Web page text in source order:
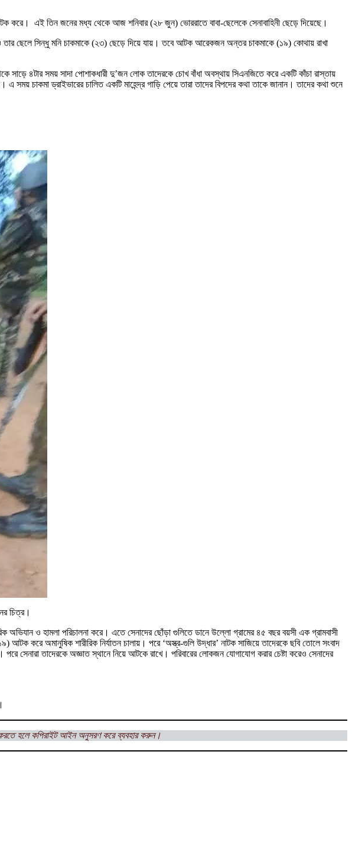
করে। এই তিন জনের মধ্য থেকে আজ শনিবার (২৮ জুন) ভোররাতে বাবা-ছেলেকে সেনাবাহিনী ছেড়ে দিয়েছে।
তার ছেলে সিন্ধু মনি চাকমাকে (২৩) ছেড়ে দিয়ে যায়। তবে আটক আরেকজন অন্তর চাকমাকে (১৯) কোথায় রাখা
৪টার সময় সাদা পোশাকধারী দু’জন লোক তাদেরকে চোখ বাঁধা অবস্থায় সিএনজিতে করে একটি কাঁচা রাস্তায়
চাকমা ড্রাইভারের চালিত একটি মাহেন্দ্র গাড়ি পেয়ে তারা তাদের বিপদের কথা তাকে জানান। তাদের কথা শুনে
চিত্র।
ও হামলা পরিচালনা করে। এতে সেনাদের ছোঁড়া গুলিতে ডানে উল্লো গ্রামের ৪৫ বছর বয়সী এক গ্রামবাসী
করে অমানুষিক শারীরিক নির্যাতন চালায়। পরে ‘অস্ত্র-গুলি উদ্ধার’ নাটক সাজিয়ে তাদেরকে ছবি তোলে সংবাদ
সেনারা তাদেরকে অজ্ঞাত স্থানে নিয়ে আটকে রাখে। পরিবারের লোকজন যোগাযোগ করার চেষ্টা করেও সেনাদের
করতে হলে কপিরাইট আইন অনুসরণ করে ব্যবহার করুন।